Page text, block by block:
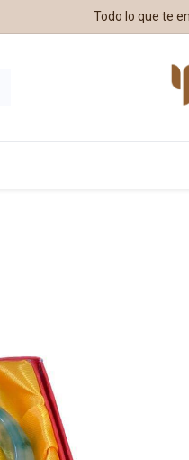
Todo lo que te